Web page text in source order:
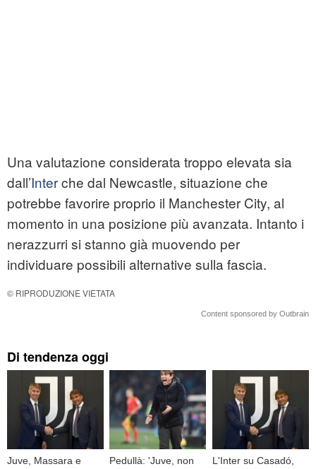
Una valutazione considerata troppo elevata sia
dall’Interche dal Newcastle, situazione che
potrebbe favorire proprio il Manchester City, al
momento in una posizione più avanzata. Intanto i
nerazzurri si stanno già muovendo per
individuare possibili alternative sulla fascia.
© RIPRODUZIONE VIETATA
Content sponsored by Outbrain
Di tendenza oggi
Juve, Massara e
Pedullà: 'Juve, non
L'Inter su Casadó,